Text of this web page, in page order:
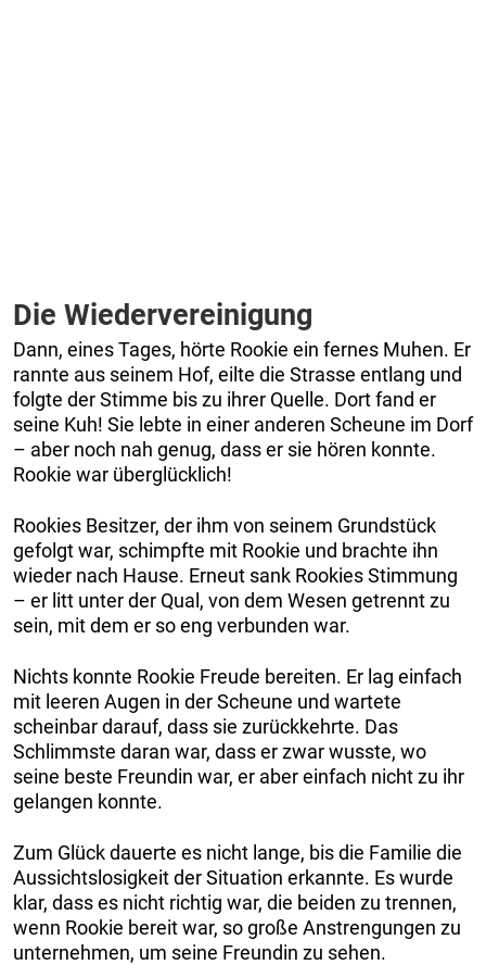
Die Wiedervereinigung
Dann, eines Tages, hörte Rookie ein fernes Muhen. Er
rannte aus seinem Hof, eilte die Strasse entlang und
folgte der Stimme bis zu ihrer Quelle. Dort fand er
seine Kuh! Sie lebte in einer anderen Scheune im Dorf
– aber noch nah genug, dass er sie hören konnte.
Rookie war überglücklich!
Rookies Besitzer, der ihm von seinem Grundstück
gefolgt war, schimpfte mit Rookie und brachte ihn
wieder nach Hause. Erneut sank Rookies Stimmung
– er litt unter der Qual, von dem Wesen getrennt zu
sein, mit dem er so eng verbunden war.
Nichts konnte Rookie Freude bereiten. Er lag einfach
mit leeren Augen in der Scheune und wartete
scheinbar darauf, dass sie zurückkehrte. Das
Schlimmste daran war, dass er zwar wusste, wo
seine beste Freundin war, er aber einfach nicht zu ihr
gelangen konnte.
Zum Glück dauerte es nicht lange, bis die Familie die
Aussichtslosigkeit der Situation erkannte. Es wurde
klar, dass es nicht richtig war, die beiden zu trennen,
wenn Rookie bereit war, so große Anstrengungen zu
unternehmen, um seine Freundin zu sehen.